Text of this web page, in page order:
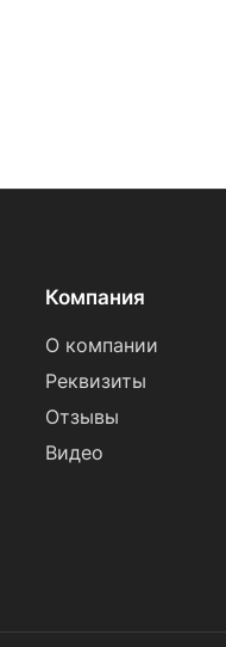
Компания
О компании
Реквизиты
Отзывы
Видео